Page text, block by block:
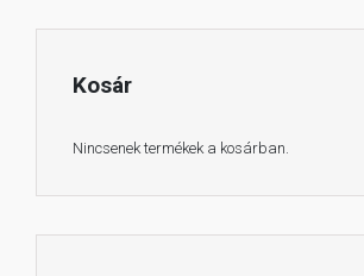
Kosár
Nincsenek termékek a kosárban.